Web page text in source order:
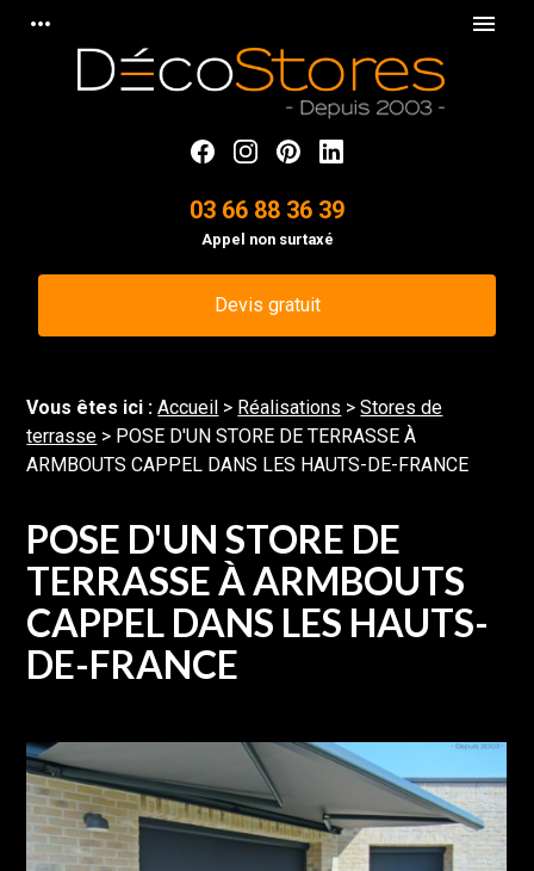
more_horiz menu
03 66 88 36 39
Appel non surtaxé
Devis gratuit
Vous êtes ici :Accueil > Réalisations >Stores de
terrasse > POSE D'UN STORE DE TERRASSE À
ARMBOUTS CAPPEL DANS LES HAUTS-DE-FRANCE
POSE D'UN STORE DE
TERRASSE À ARMBOUTS
CAPPEL DANS LES HAUTS-
DE-FRANCE